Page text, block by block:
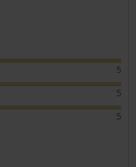
5
5
5